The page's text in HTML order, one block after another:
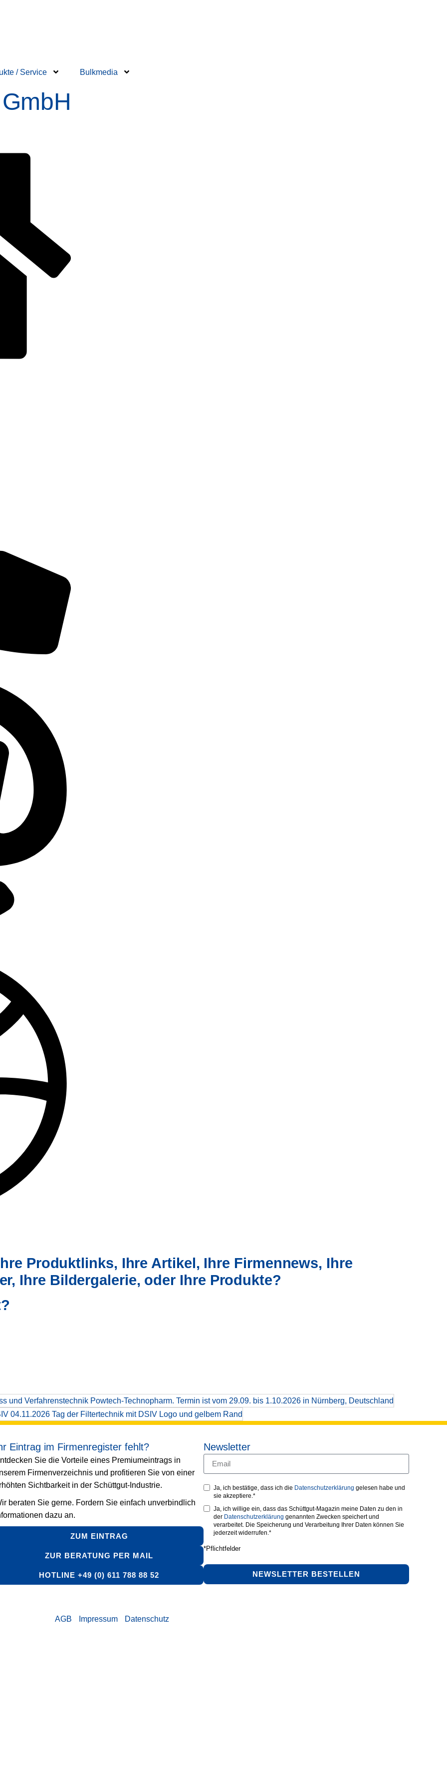
/ Service Bulkmedia
Produktlinks, Ihre Artikel, Ihre Firmennews, Ihre
Ihre Bildergalerie, oder Ihre Produkte?
Eintrag im Firmenregister fehlt?
Sie die Vorteile eines Premiumeintrags in
Firmenverzeichnis und profitieren Sie von einer
Sichtbarkeit in der Schüttgut-Industrie.
beraten Sie gerne. Fordern Sie einfach unverbindlich
dazu an.
ZUM EINTRAG
ZUR BERATUNG PER MAIL
HOTLINE +49 (0) 611 788 88 52
Newsletter
Ja, ich bestätige, dass ich die Datenschutzerklärunggelesen habe und
sie akzeptiere.*
Ja, ich willige ein, dass das Schüttgut-Magazin meine Daten zu den in
der Datenschutzerklärunggenannten Zwecken speichert und
verarbeitet. Die Speicherung und Verarbeitung Ihrer Daten können Sie
jederzeit widerrufen.*
*Pflichtfelder
NEWSLETTER BESTELLEN
AGB Impressum Datenschutz